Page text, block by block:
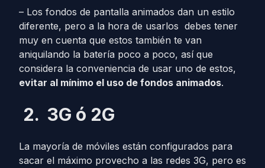
– Los fondos de pantalla animados dan un estilo
diferente, pero a la hora de usarlos debes tener
muy en cuenta que estos también te van
aniquilando la batería poco a poco, así que
considera la conveniencia de usar uno de estos,
evitar al mínimo el uso de fondos animados.
2. 3G ó 2G
La mayoría de móviles están configurados para
sacar el máximo provecho a las redes 3G, pero es